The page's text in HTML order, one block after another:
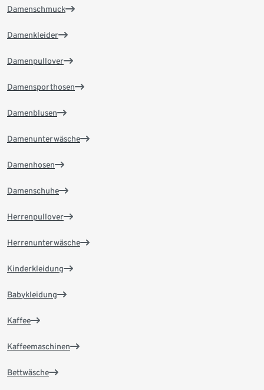
Damenschmuck
Damenkleider
Damenpullover
Damensporthosen
Damenblusen
Damenunterwäsche
Damenhosen
Damenschuhe
Herrenpullover
Herrenunterwäsche
Kinderkleidung
Babykleidung
Kaffee
Kaffeemaschinen
Bettwäsche